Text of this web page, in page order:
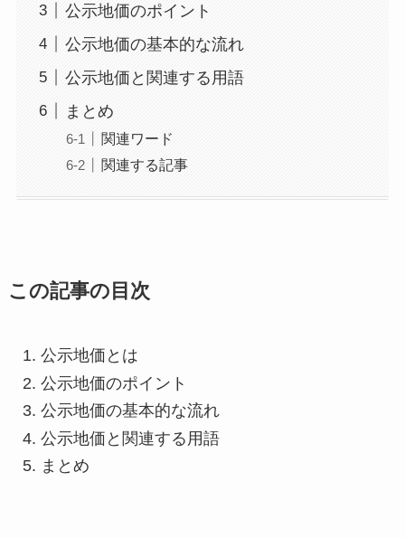
公示地価のポイント
公示地価の基本的な流れ
公示地価と関連する用語
まとめ
関連ワード
関連する記事
この記事の目次
公示地価とは
公示地価のポイント
公示地価の基本的な流れ
公示地価と関連する用語
まとめ